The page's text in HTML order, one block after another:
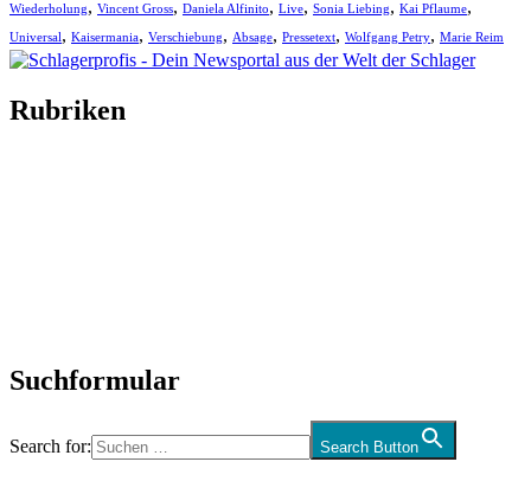
Wiederholung, Vincent Gross, Daniela Alfinito, Live, Sonia Liebing, Kai Pflaume,
Universal, Kaisermania, Verschiebung, Absage, Pressetext, Wolfgang Petry, Marie Reim
Rubriken
Suchformular
Search for: Search Button